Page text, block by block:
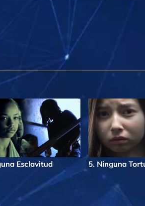
Esclavitud 5. Ninguna